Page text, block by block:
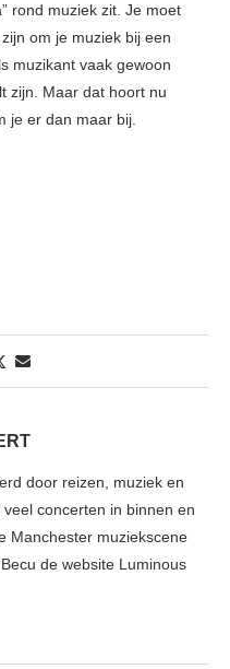
rond muziek zit. Je moet
om je muziek bij een
muzikant vaak gewoon
zijn. Maar dat hoort nu
je er dan maar bij.
door reizen, muziek en
concerten in binnen en
Manchester muziekscene
de website Luminous